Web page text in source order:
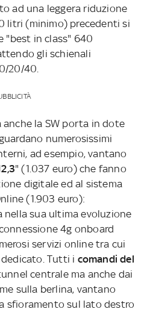
ad una leggera riduzione
litri (minimo) precedenti si
"best in class" 640
gli schienali
20/40.
anche la SW porta in dote
numerosissimi
ad esempio, vantano
" (1.037 euro) che fanno
digitale ed al sistema
(1.903 euro):
sua ultima evoluzione
4g onboard
servizi online tra cui
Tutti i comandi del
centrale ma anche dai
sulla berlina, vantano
sfioramento sul lato destro